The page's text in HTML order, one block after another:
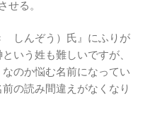
る。
しんぞう）氏』にふりが
いう姓も難しいですが、
のか悩む名前になってい
の読み間違えがなくなり